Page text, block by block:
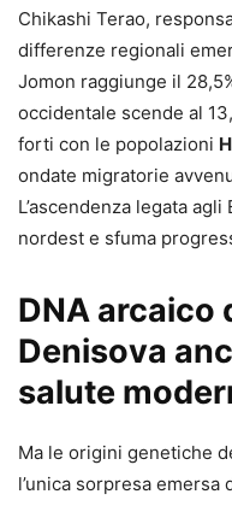
Chikashi Terao,
differenze regionali
Jomon raggiunge il
occidentale scende al
forti con le popolazioni
ondate migratorie
L’ascendenza legata
nordest e sfuma
DNA arcaico
Denisova
salute
Ma le origini genetiche
l’unica sorpresa